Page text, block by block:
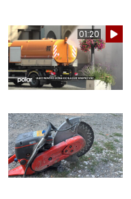
01:20